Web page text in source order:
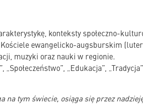
konteksty społeczno-
ewangelicko-augsburskim
muzyki oraz nauki w regionie.
„Edukacja”,
na tym świecie, osiąga się przez